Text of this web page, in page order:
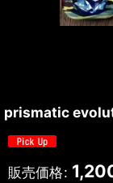
prismatic
販売価格: